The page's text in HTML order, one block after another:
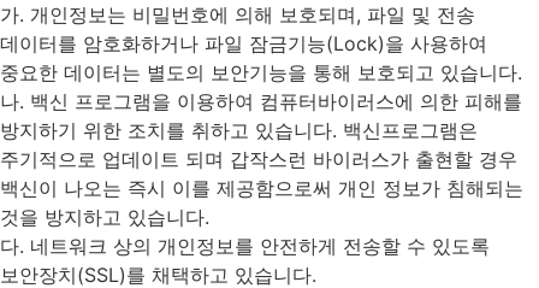
가. 개인정보는 비밀번호에 의해 보호되며, 파일 및 전송
데이터를 암호화하거나 파일 잠금기능(Lock)을 사용하여
중요한 데이터는 별도의 보안기능을 통해 보호되고 있습니다.
나. 백신 프로그램을 이용하여 컴퓨터바이러스에 의한 피해를
방지하기 위한 조치를 취하고 있습니다. 백신프로그램은
주기적으로 업데이트 되며 갑작스런 바이러스가 출현할 경우
백신이 나오는 즉시 이를 제공함으로써 개인 정보가 침해되는
것을 방지하고 있습니다.
다. 네트워크 상의 개인정보를 안전하게 전송할 수 있도록
보안장치(SSL)를 채택하고 있습니다.